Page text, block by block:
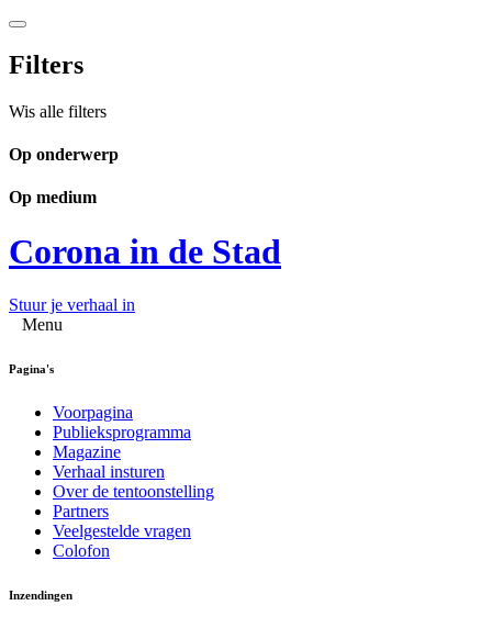
Filters
Wis alle filters
Op onderwerp
Op medium
Corona in de Stad
Stuur je verhaal in
Menu
Pagina's
Voorpagina
Publieksprogramma
Magazine
Verhaal insturen
Over de tentoonstelling
Partners
Veelgestelde vragen
Colofon
Inzendingen